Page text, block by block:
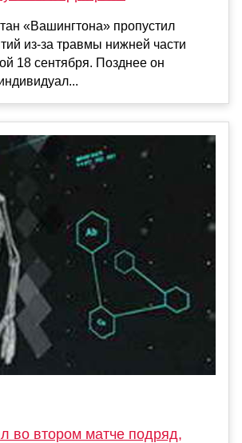
«Вашингтона» пропустил
из-за травмы нижней части
18 сентября. Позднее он
во втором матче подряд,